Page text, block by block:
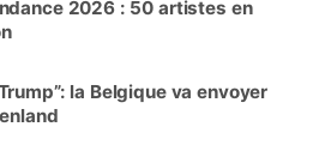
2026 : 50 artistes en
la Belgique va envoyer